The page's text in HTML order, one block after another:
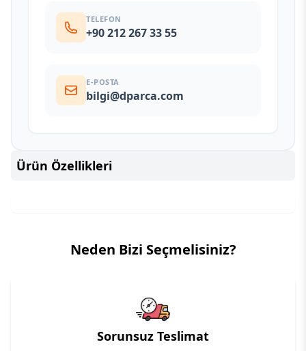
TELEFON
+90 212 267 33 55
E-POSTA
bilgi@dparca.com
Ürün Özellikleri
Neden Bizi Seçmelisiniz?
Sorunsuz Teslimat